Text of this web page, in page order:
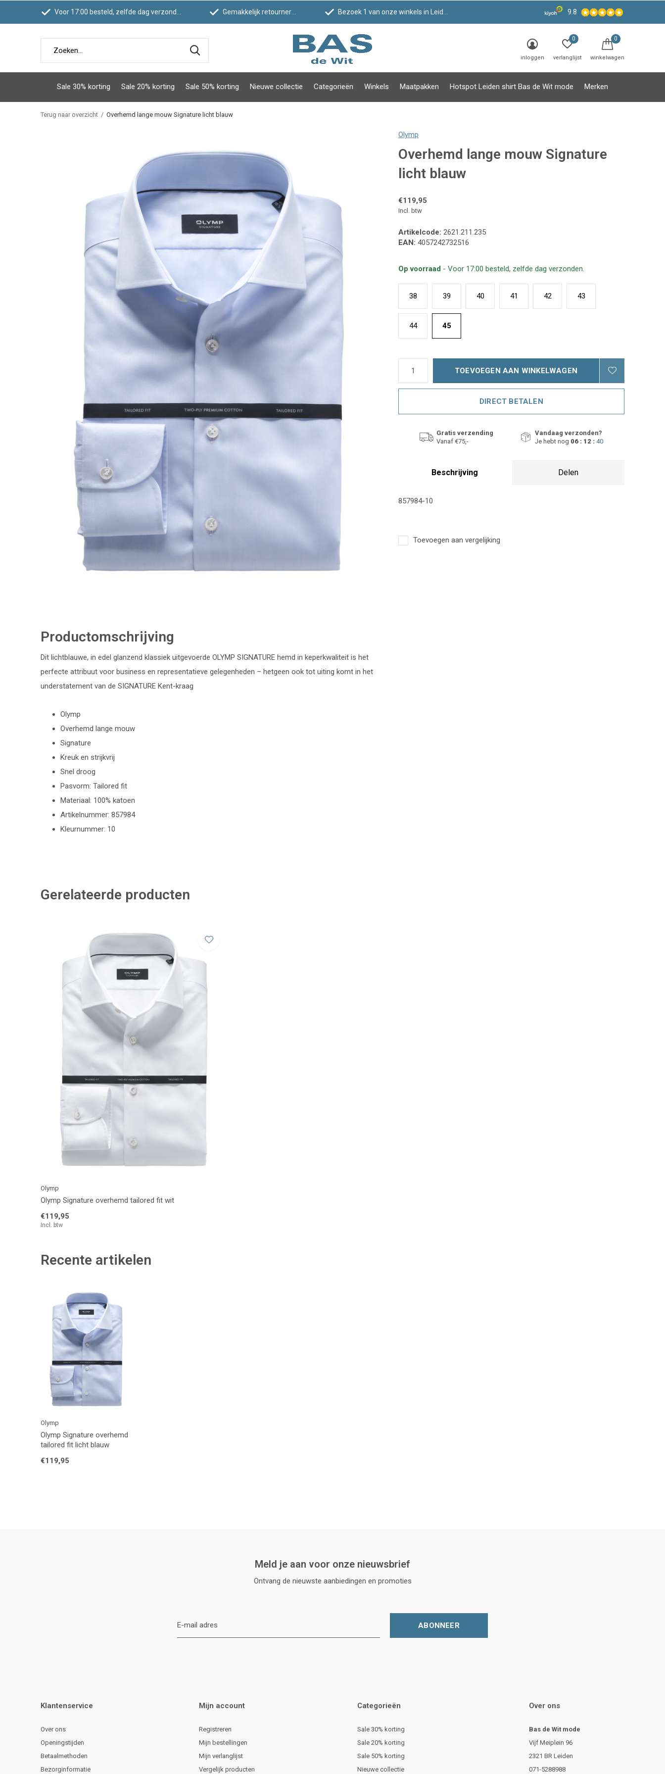
Sale 30% korting Sale 20% korting Sale 50% korting Nieuwe collectie Categorieën Winkels Maatpakken Hotspot Leiden shirt Bas de Wit mode Merken
inloggen verlanglijst
0
winkelwagen
0
Voor 17:00 besteld, zelfde dag verzonden Gemakkelijk retourneren Bezoek 1 van onze winkels in Leiden! 9.8
Terug naar overzicht Overhemd lange mouw Signature licht blauw
Olymp
Overhemd lange mouw Signature
licht blauw
€119,95
Incl. btw
Artikelcode: 2621.211.235
EAN: 4057242732516
Op voorraad - Voor 17:00 besteld, zelfde dag verzonden.
38 39 40 41 42 43
44 45
TOEVOEGEN AAN WINKELWAGEN
DIRECT BETALEN
Gratis verzending
Vanaf €75,-
Vandaag verzonden?
Je hebt nog 06 : 12 : 39
Beschrijving Delen
857984-10
Toevoegen aan vergelijking
Productomschrijving
Dit lichtblauwe, in edel glanzend klassiek uitgevoerde OLYMP SIGNATURE hemd in keperkwaliteit is het
perfecte attribuut voor business en representatieve gelegenheden – hetgeen ook tot uiting komt in het
understatement van de SIGNATURE Kent-kraag
Olymp
Overhemd lange mouw
Signature
Kreuk en strijkvrij
Snel droog
Pasvorm: Tailored fit
Materiaal: 100% katoen
Artikelnummer: 857984
Kleurnummer: 10
Gerelateerde producten
Olymp
Olymp Signature overhemd tailored fit wit
€119,95
Incl. btw
Recente artikelen
Olymp
Olymp Signature overhemd
tailored fit licht blauw
€119,95
Meld je aan voor onze nieuwsbrief
Ontvang de nieuwste aanbiedingen en promoties
ABONNEER
Klantenservice
Over ons
Openingstijden
Betaalmethoden
Bezorginformatie
Mijn account
Registreren
Mijn bestellingen
Mijn verlanglijst
Vergelijk producten
Categorieën
Sale 30% korting
Sale 20% korting
Sale 50% korting
Nieuwe collectie
Over ons
Bas de Wit mode
Vijf Meiplein 96
2321 BR Leiden
071-5288988